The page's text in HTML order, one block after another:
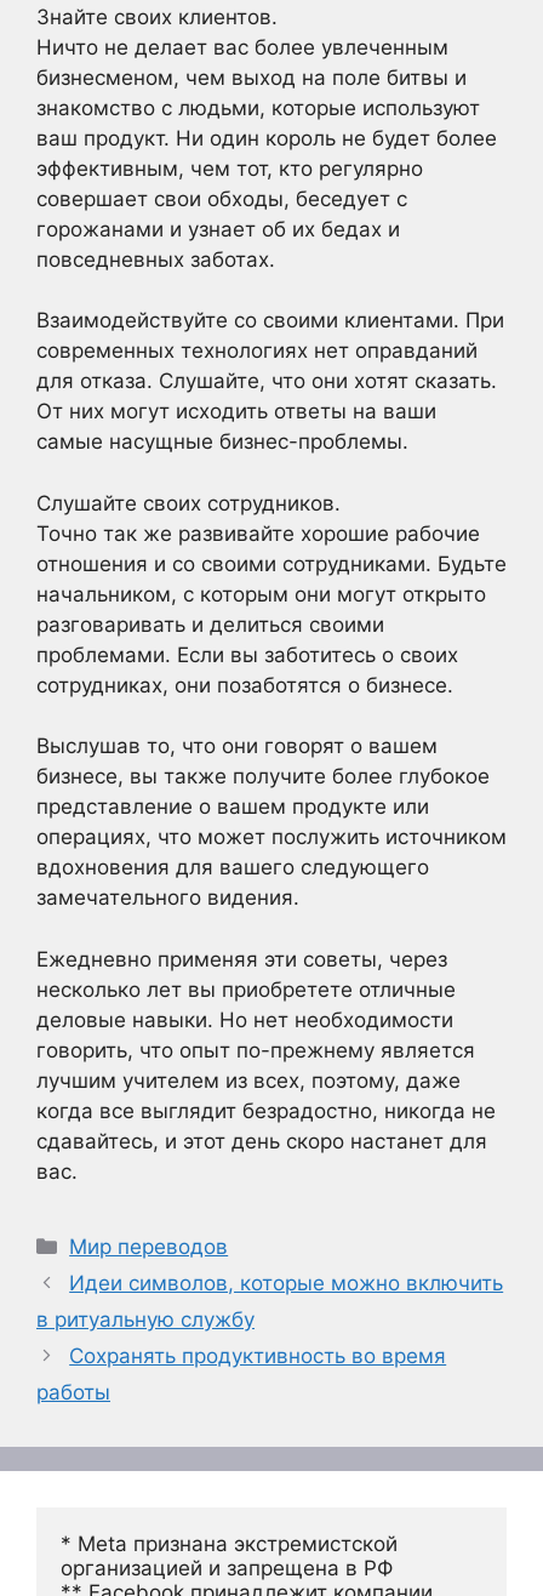
Знайте своих клиентов.
Ничто не делает вас более увлеченным
бизнесменом, чем выход на поле битвы и
знакомство с людьми, которые используют
ваш продукт. Ни один король не будет более
эффективным, чем тот, кто регулярно
совершает свои обходы, беседует с
горожанами и узнает об их бедах и
повседневных заботах.
Взаимодействуйте со своими клиентами. При
современных технологиях нет оправданий
для отказа. Слушайте, что они хотят сказать.
От них могут исходить ответы на ваши
самые насущные бизнес-проблемы.
Слушайте своих сотрудников.
Точно так же развивайте хорошие рабочие
отношения и со своими сотрудниками. Будьте
начальником, с которым они могут открыто
разговаривать и делиться своими
проблемами. Если вы заботитесь о своих
сотрудниках, они позаботятся о бизнесе.
Выслушав то, что они говорят о вашем
бизнесе, вы также получите более глубокое
представление о вашем продукте или
операциях, что может послужить источником
вдохновения для вашего следующего
замечательного видения.
Ежедневно применяя эти советы, через
несколько лет вы приобретете отличные
деловые навыки. Но нет необходимости
говорить, что опыт по-прежнему является
лучшим учителем из всех, поэтому, даже
когда все выглядит безрадостно, никогда не
сдавайтесь, и этот день скоро настанет для
вас.
Рубрики
Мир переводов
Идеи символов, которые можно включить
в ритуальную службу
Сохранять продуктивность во время
работы
* Meta признана экстремистской
организацией и запрещена в РФ